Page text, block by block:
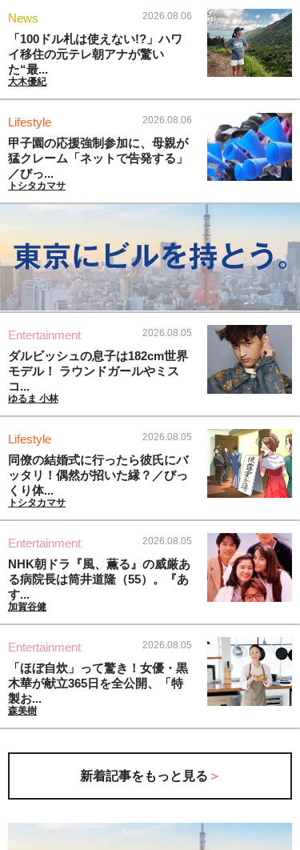
News 2026.08.06
「100ドル札は使えない!?」ハワ
イ移住の元テレ朝アナが驚い
た“最...
大木優紀
Lifestyle 2026.08.06
甲子園の応援強制参加に、母親が
猛クレーム「ネットで告発する」
／びっ...
トシタカマサ
Entertainment 2026.08.05
ダルビッシュの息子は182cm世界
モデル！ ラウンドガールやミス
コ...
ゆるま 小林
Lifestyle 2026.08.05
同僚の結婚式に行ったら彼氏にバ
ッタリ！偶然が招いた縁？／びっ
くり体...
トシタカマサ
Entertainment 2026.08.05
NHK朝ドラ『風、薫る』の威厳あ
る病院長は筒井道隆（55）。『あ
す...
加賀谷健
Entertainment 2026.08.05
「ほぼ自炊」って驚き！女優・黒
木華が献立365日を全公開、「特
製お...
森美樹
新着記事をもっと見る